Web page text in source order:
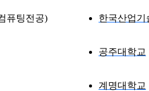
퓨팅전공) 한국산업기
공주대학교
계명대학교